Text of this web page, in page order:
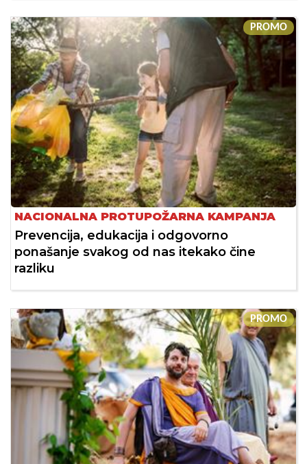
PROMO
NACIONALNA PROTUPOŽARNA KAMPANJA
Prevencija, edukacija i odgovorno
ponašanje svakog od nas itekako čine
razliku
PROMO